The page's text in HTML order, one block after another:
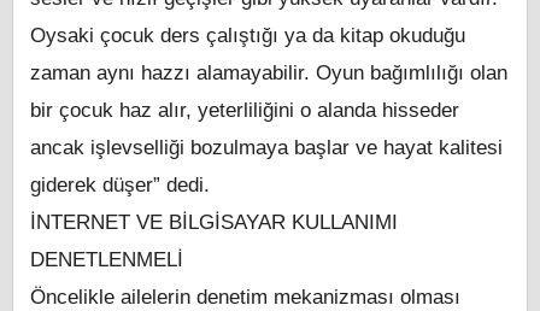
Oysaki çocuk ders çalıştığı ya da kitap okuduğu
zaman aynı hazzı alamayabilir. Oyun bağımlılığı olan
bir çocuk haz alır, yeterliliğini o alanda hisseder
ancak işlevselliği bozulmaya başlar ve hayat kalitesi
giderek düşer” dedi.
İNTERNET VE BİLGİSAYAR KULLANIMI
DENETLENMELİ
Öncelikle ailelerin denetim mekanizması olması